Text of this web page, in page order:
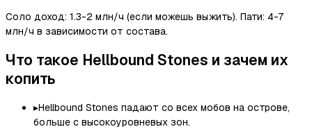
Соло доход: 1.3-2 млн/ч (если можешь выжить). Пати: 4-7
млн/ч в зависимости от состава.
Что такое Hellbound Stones и зачем их
копить
▸Hellbound Stones падают со всех мобов на острове,
больше с высокоуровневых зон.